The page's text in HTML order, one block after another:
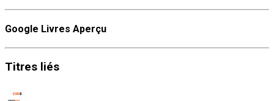
Google Livres Aperçu
Titres liés